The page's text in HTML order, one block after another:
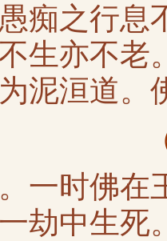
痴之行息
生亦不老
泥洹道。
时佛在
劫中生死